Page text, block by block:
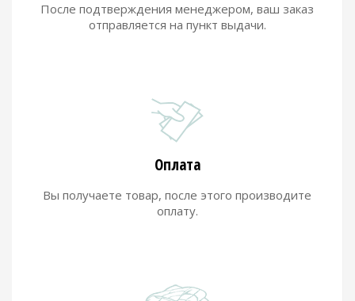
После подтверждения менеджером, ваш заказ
отправляется на пункт выдачи.
Оплата
Вы получаете товар, после этого производите
оплату.